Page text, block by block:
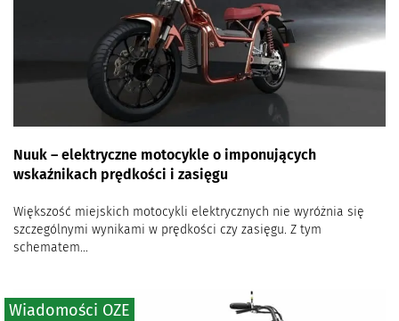
Nuuk – elektryczne motocykle o imponujących
wskaźnikach prędkości i zasięgu
Większość miejskich motocykli elektrycznych nie wyróżnia się
szczególnymi wynikami w prędkości czy zasięgu. Z tym
schematem...
Wiadomości OZE